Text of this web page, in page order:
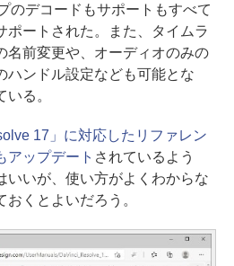
のデコードもサポートもすべて
ポートされた。また、タイムラ
名前変更や、オーディオのみの
ハンドル設定なども可能とな
る。
17」に対応したリファレン
アップデート されているよう
いいが、使い方がよくわからな
くとよいだろう。